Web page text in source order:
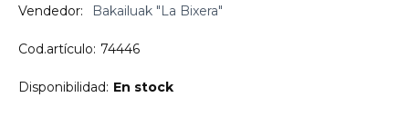
Vendedor: Bakailuak "La Bixera"
Cod.artículo: 74446
Disponibilidad: En stock